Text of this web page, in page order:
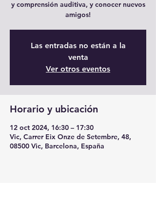
y comprensión auditiva, y conocer nuevos
amigos!
Las entradas no están a la
venta
Ver otros eventos
Horario y ubicación
12 oct 2024, 16:30 – 17:30
Vic, Carrer Eix Onze de Setembre, 48,
08500 Vic, Barcelona, España